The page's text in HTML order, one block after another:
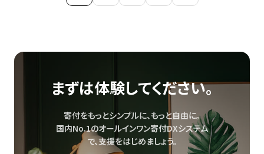
まずは体験してください。
寄付をもっとシンプルに、もっと自由に。
国内No.1のオールインワン寄付DXシステム
で、支援をはじめましょう。